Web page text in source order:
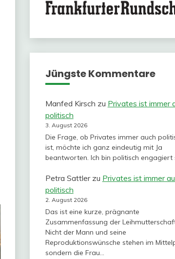
Jüngste Kommentare
Manfed Kirsch zu Privates ist immer
politisch
3. August 2026
Die Frage, ob Privates immer auch
ist, möchte ich ganz eindeutig mit Ja
beantworten. Ich bin politisch engagiert
Petra Sattlerzu Privates ist immer
politisch
2. August 2026
Das ist eine kurze, prägnante
Zusammenfassung der
Nicht der Mann und seine
Reproduktionswünsche stehen im
sondern die Frau…